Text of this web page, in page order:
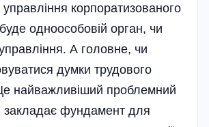
корпоратизованого
одноособовій орган, чи
А головне, чи
думки трудового
найважливіший проблемний
закладає фундамент для